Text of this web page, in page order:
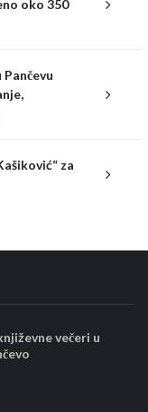
oko 350
za
večeri u